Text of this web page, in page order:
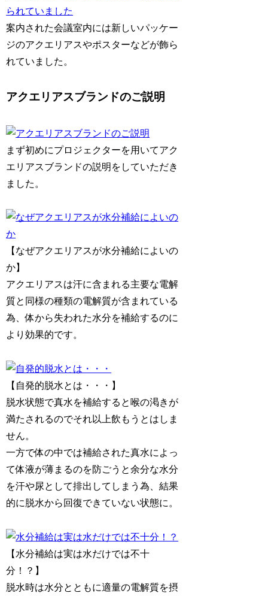
案内された会議室内には新しいパッケー
ジのアクエリアスやポスターなどが飾ら
れていました。
アクエリアスブランドのご説明
まず初めにプロジェクターを用いてアク
エリアスブランドの説明をしていただき
ました。
【なぜアクエリアスが水分補給によいの
か】
アクエリアスは汗に含まれる主要な電解
質と同様の種類の電解質が含まれている
為、体から失われた水分を補給するのに
より効果的です。
【自発的脱水とは・・・】
脱水状態で真水を補給すると喉の渇きが
満たされるのでそれ以上飲もうとはしま
せん。
一方で体の中では補給された真水によっ
て体液が薄まるのを防ごうと余分な水分
を汗や尿として排出してしまう為、結果
的に脱水から回復できていない状態に。
【水分補給は実は水だけでは不十
分！？】
脱水時は水分とともに適量の電解質を摂